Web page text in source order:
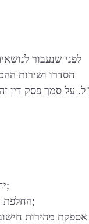
לפני שנעבור
הסדרו ושירות
יחיד פטור ממס הכנסה אישי על הכנסה המתקבלת מאספקת נכסי קריפטו;
החלפת מטבעות קריפטוגרפיים למטבעות פיאט לאומיים או זרים פטורה ממע"מ;
אספקת מהירות